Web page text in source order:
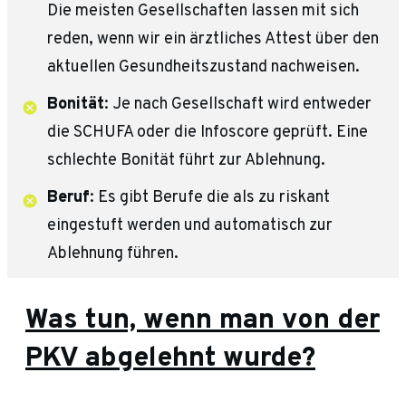
Die meisten Gesellschaften lassen mit sich
reden, wenn wir ein ärztliches Attest über den
aktuellen Gesundheitszustand nachweisen.
Bonität: Je nach Gesellschaft wird entweder
die SCHUFA oder die Infoscore geprüft. Eine
schlechte Bonität führt zur Ablehnung.
Beruf: Es gibt Berufe die als zu riskant
eingestuft werden und automatisch zur
Ablehnung führen.
Was tun, wenn man von der
PKV abgelehnt wurde?